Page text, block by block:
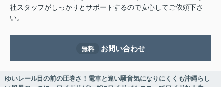
社スタッフがしっかりとサポートするので安心してご依頼下さ
い。
無料 お問い合わせ
ゆいレール目の前の圧巻さ！電車と違い騒音気になりにくくも沖縄らし